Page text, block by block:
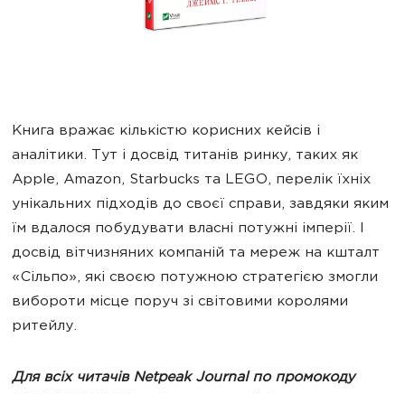
Книга вражає кількістю корисних кейсів і
аналітики. Тут і досвід титанів ринку, таких як
Apple, Amazon, Starbucks та LEGO, перелік їхніх
унікальних підходів до своєї справи, завдяки яким
їм вдалося побудувати власні потужні імперії. І
досвід вітчизняних компаній та мереж на кшталт
«Сільпо», які своєю потужною стратегією змогли
вибороти місце поруч зі світовими королями
ритейлу.
Для всіх читачів Netpeak Journal по промокоду